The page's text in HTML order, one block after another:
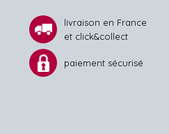
livraison en France
et click&collect
paiement sécurisé